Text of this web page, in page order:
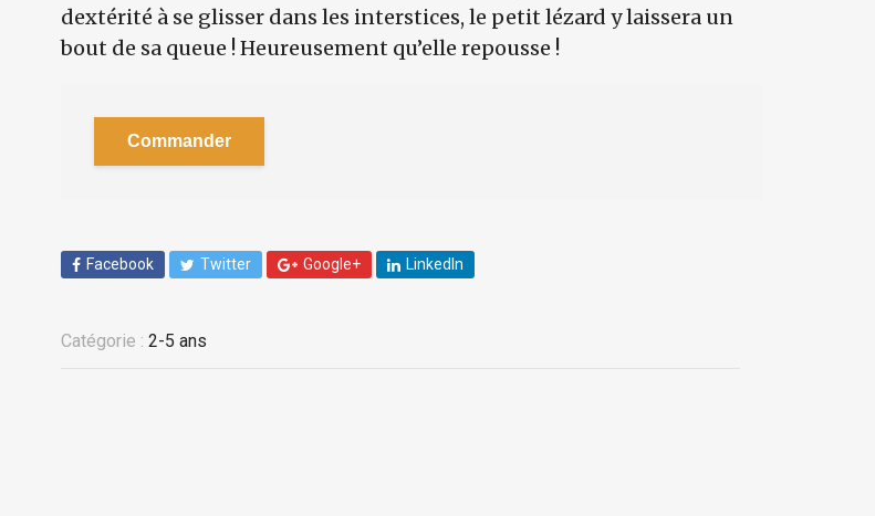
dextérité à se glisser dans les interstices, le petit lézard y laissera un
bout de sa queue ! Heureusement qu’elle repousse !
Commander
Facebook Twitter Google+ LinkedIn
Catégorie : 2-5 ans